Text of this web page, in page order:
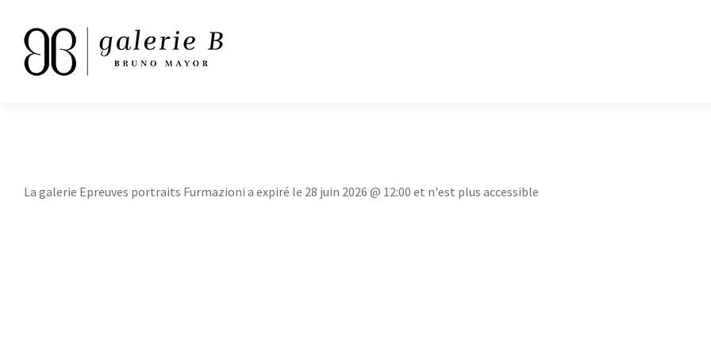
La galerie Epreuves portraits Furmazioni a expiré le 28 juin 2026 @ 12:00 et n'est plus accessible